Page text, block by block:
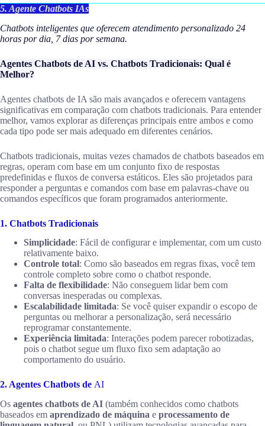
5. Agente Chatbots IAs
Chatbots inteligentes que oferecem atendimento personalizado 24
horas por dia, 7 dias por semana.
Agentes Chatbots de AI vs. Chatbots Tradicionais: Qual é
Melhor?
Agentes chatbots de IA são mais avançados e oferecem vantagens
significativas em comparação com chatbots tradicionais. Para entender
melhor, vamos explorar as diferenças principais entre ambos e como
cada tipo pode ser mais adequado em diferentes cenários.
Chatbots tradicionais, muitas vezes chamados de chatbots baseados em
regras, operam com base em um conjunto fixo de respostas
predefinidas e fluxos de conversa estáticos. Eles são projetados para
responder a perguntas e comandos com base em palavras-chave ou
comandos específicos que foram programados anteriormente.
1. Chatbots Tradicionais
Simplicidade: Fácil de configurar e implementar, com um custo
relativamente baixo.
Controle total: Como são baseados em regras fixas, você tem
controle completo sobre como o chatbot responde.
Falta de flexibilidade: Não conseguem lidar bem com
conversas inesperadas ou complexas.
Escalabilidade limitada: Se você quiser expandir o escopo de
perguntas ou melhorar a personalização, será necessário
reprogramar constantemente.
Experiência limitada: Interações podem parecer robotizadas,
pois o chatbot segue um fluxo fixo sem adaptação ao
comportamento do usuário.
2. Agentes Chatbots de AI
Os agentes chatbots de AI (também conhecidos como chatbots
baseados em aprendizado de máquina e processamento de